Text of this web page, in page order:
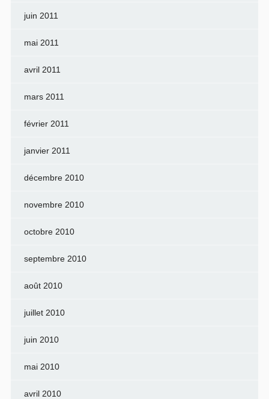
juin 2011
mai 2011
avril 2011
mars 2011
février 2011
janvier 2011
décembre 2010
novembre 2010
octobre 2010
septembre 2010
août 2010
juillet 2010
juin 2010
mai 2010
avril 2010